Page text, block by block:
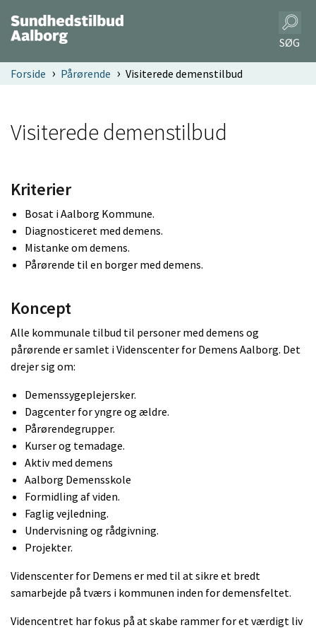
SØG
Forside Pårørende Visiterede demenstilbud
Visiterede demenstilbud
Kriterier
Bosat i Aalborg Kommune.
Diagnosticeret med demens.
Mistanke om demens.
Pårørende til en borger med demens.
Koncept
Alle kommunale tilbud til personer med demens og
pårørende er samlet i Videnscenter for Demens Aalborg. Det
drejer sig om:
Demenssygeplejersker.
Dagcenter for yngre og ældre.
Pårørendegrupper.
Kurser og temadage.
Aktiv med demens
Aalborg Demensskole
Formidling af viden.
Faglig vejledning.
Undervisning og rådgivning.
Projekter.
Videnscenter for Demens er med til at sikre et bredt
samarbejde på tværs i kommunen inden for demensfeltet.
Videncentret har fokus på at skabe rammer for et værdigt liv